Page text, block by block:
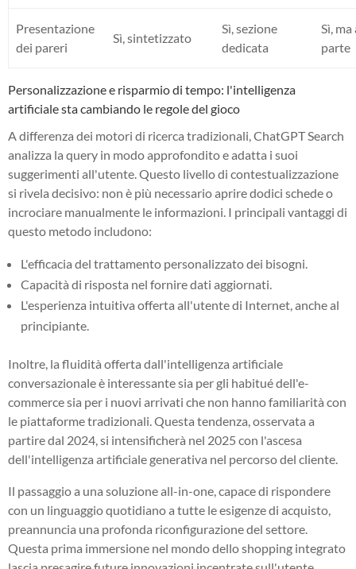
Presentazione
dei pareri
Sì, sintetizzato
Sì, sezione
dedicata
Sì,
parte
Personalizzazione e risparmio di tempo: l'intelligenza
artificiale sta cambiando le regole del gioco
A differenza dei motori di ricerca tradizionali, ChatGPT Search
analizza la query in modo approfondito e adatta i suoi
suggerimenti all'utente. Questo livello di contestualizzazione
si rivela decisivo: non è più necessario aprire dodici schede o
incrociare manualmente le informazioni. I principali vantaggi di
questo metodo includono:
L'efficacia del trattamento personalizzato dei bisogni.
Capacità di risposta nel fornire dati aggiornati.
L'esperienza intuitiva offerta all'utente di Internet, anche al
principiante.
Inoltre, la fluidità offerta dall'intelligenza artificiale
conversazionale è interessante sia per gli habitué dell'e-
commerce sia per i nuovi arrivati che non hanno familiarità con
le piattaforme tradizionali. Questa tendenza, osservata a
partire dal 2024, si intensificherà nel 2025 con l'ascesa
dell'intelligenza artificiale generativa nel percorso del cliente.
Il passaggio a una soluzione all-in-one, capace di rispondere
con un linguaggio quotidiano a tutte le esigenze di acquisto,
preannuncia una profonda riconfigurazione del settore.
Questa prima immersione nel mondo dello shopping integrato